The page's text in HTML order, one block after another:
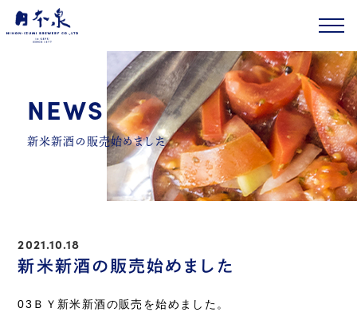
ホーム
CHARACTERISTIC
日本泉酒造のこだわり
CHARM OF NAMAZAKE
酒蔵見学
LINE UP
NEWS
新米新酒の販売始めました
2021.10.18
新米新酒の販売始めました
03ＢＹ新米新酒の販売を始めました。